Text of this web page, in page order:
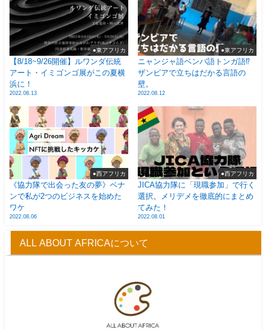
●東アフリカ
【8/18~9/26開催】ルワンダ伝統
アート・イミゴンゴ展がこの夏横
浜に！
2022.08.13
●東アフリカ
ニャンジャ語ベンバ語トンガ語⁉
ザンビアで立ちはだかる言語の
壁。
2022.08.12
●西アフリカ
《協力隊で出会った友の夢》ベナ
ンで私が2つのビジネスを始めた
ワケ
2022.08.06
●西アフリカ
JICA協力隊に「現職参加」で行く
選択。メリデメを徹底的にまとめ
てみた！
2022.08.01
ALL ABOUT AFRICAについて